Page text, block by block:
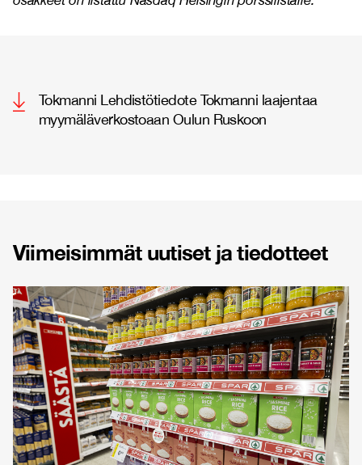
Tokmanni Lehdistötiedote Tokmanni laajentaa
myymäläverkostoaan Oulun Ruskoon
Viimeisimmät uutiset ja tiedotteet